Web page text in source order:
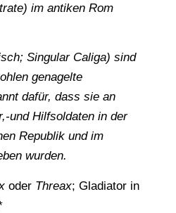
im antiken Rom
Singular Caliga) sind
genagelte
dafür, dass sie an
und Hilfsoldaten in der
Republik und im
wurden.
oder Threax; Gladiator in